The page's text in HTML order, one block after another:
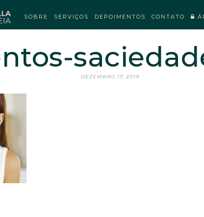
SOBRE SERVIÇOS DEPOIMENTOS CONTATO
DEZEMBRO 17, 2019